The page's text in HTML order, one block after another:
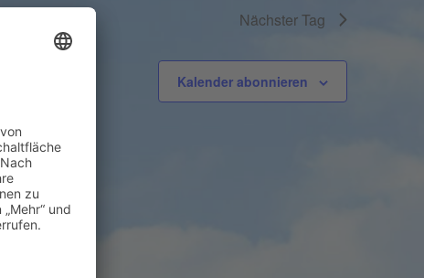
Nächster Tag
Kalender abonnieren